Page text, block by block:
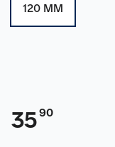
120 MM
3590